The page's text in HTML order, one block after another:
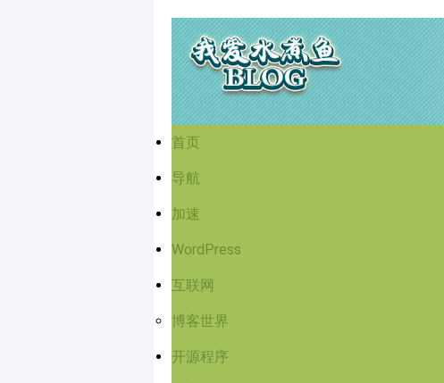
首页
导航
加速
WordPress
互联网
博客世界
开源程序